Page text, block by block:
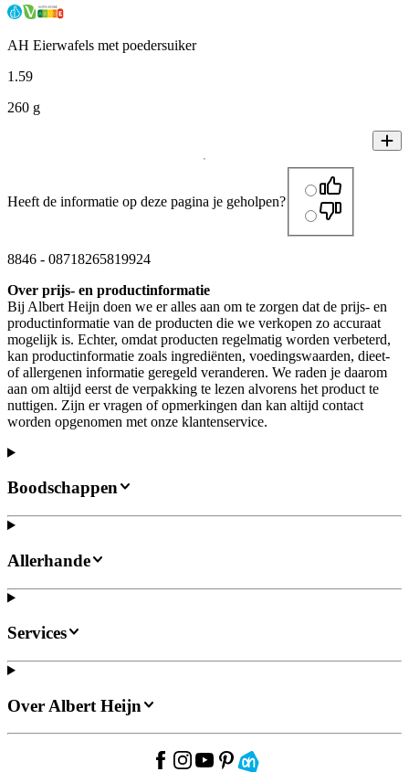
AH Eierwafels met poedersuiker
1 .59
260 g
Heeft de informatie op deze pagina je geholpen?
8846 - 08718265819924
Over prijs- en productinformatie
Bij Albert Heijn doen we er alles aan om te zorgen dat de prijs- en
productinformatie van de producten die we verkopen zo accuraat
mogelijk is. Echter, omdat producten regelmatig worden verbeterd,
kan productinformatie zoals ingrediënten, voedingswaarden, dieet-
of allergenen informatie geregeld veranderen. We raden je daarom
aan om altijd eerst de verpakking te lezen alvorens het product te
nuttigen. Zijn er vragen of opmerkingen dan kan altijd contact
worden opgenomen met onze klantenservice.
Boodschappen
Allerhande
Services
Over Albert Heijn